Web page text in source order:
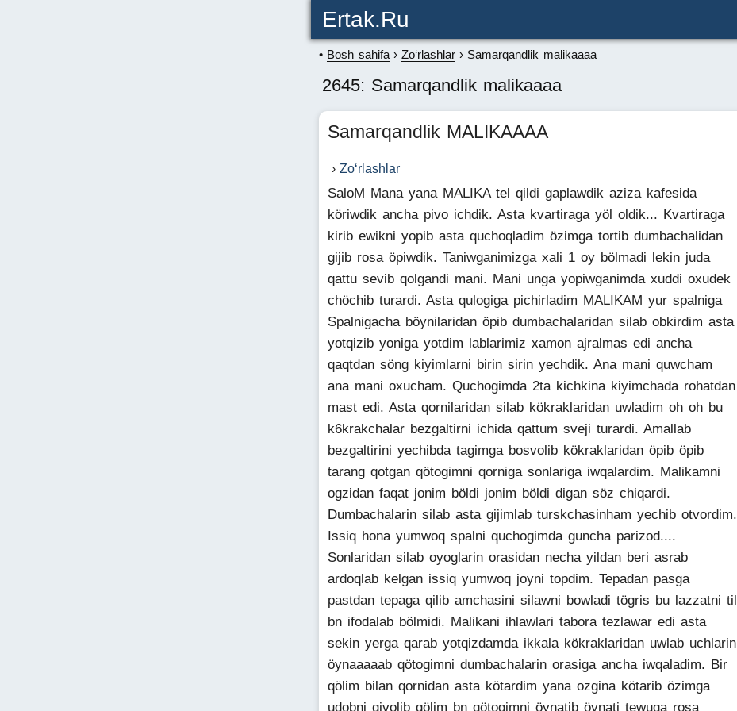
Ertak.ru
Bosh sahifa Zo‘rlashlar Samarqandlik malikaaaa
2645: Samarqandlik malikaaaa
Samarqandlik MALIKAAAA
Zo‘rlashlar
SaloM Mana yana MALIKA tel qildi gaplawdik aziza kafesida
köriwdik ancha pivo ichdik. Asta kvartiraga yöl oldik... Kvartiraga
kirib ewikni yopib asta quchoqladim özimga tortib dumbachalidan
gijib rosa öpiwdik. Taniwganimizga xali 1 oy bölmadi lekin juda
qattu sevib qolgandi mani. Mani unga yopiwganimda xuddi oxudek
chöchib turardi. Asta qulogiga pichirladim MALIKAM yur spalniga
Spalnigacha böynilaridan öpib dumbachalaridan silab obkirdim asta
yotqizib yoniga yotdim lablarimiz xamon ajralmas edi ancha
qaqtdan söng kiyimlarni birin sirin yechdik. Ana mani quwcham
ana mani oxucham. Quchogimda 2ta kichkina kiyimchada rohatdan
mast edi. Asta qornilaridan silab kökraklaridan uwladim oh oh bu
k6krakchalar bezgaltirni ichida qattum sveji turardi. Amallab
bezgaltirini yechibda tagimga bosvolib kökraklaridan öpib öpib
tarang qotgan qötogimni qorniga sonlariga iwqalardim. Malikamni
ogzidan faqat jonim böldi jonim böldi digan söz chiqardi.
Dumbachalarin silab asta gijimlab turskchasinham yechib otvordim.
Issiq hona yumwoq spalni quchogimda guncha parizod....
Sonlaridan silab oyoglarin orasidan necha yildan beri asrab
ardoqlab kelgan issiq yumwoq joyni topdim. Tepadan pasga
pastdan tepaga qilib amchasini silawni bowladi tögris bu lazzatni til
bn ifodalab bölmidi. Malikani ihlawlari tabora tezlawar edi asta
sekin yerga qarab yotqizdamda ikkala kökraklaridan uwlab uchlarin
öynaaaaab qötogimni dumbachalarin orasiga ancha iwqaladim. Bir
qölim bilan qornidan asta kötardim yana ozgina kötarib özimga
udobni qivolib qölim bn qötogimni öynatib öynati tewuga rosa